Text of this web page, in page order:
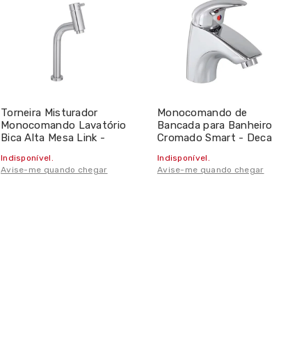
Torneira Misturador
Monocomando Lavatório
Bica Alta Mesa Link -
Indisponível.
Avise-me quando chegar
Monocomando de
Bancada para Banheiro
Cromado Smart - Deca
Indisponível.
Avise-me quando chegar